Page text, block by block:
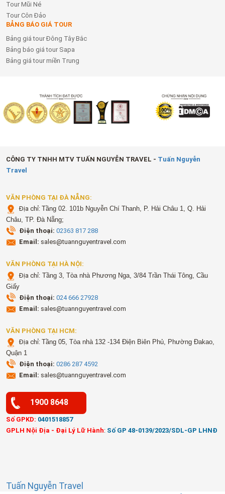
Tour Mũi Né
Tour Côn Đảo
BẢNG BÁO GIÁ TOUR
Bảng giá tour Đông Tây Bắc
Bảng báo giá tour Sapa
Bảng giá tour miền Trung
CÔNG TY TNHH MTV TUẤN NGUYỄN TRAVEL - Tuấn Nguyễn
Travel
VĂN PHÒNG TẠI ĐÀ NẴNG:
Địa chỉ:Tầng 02. 101b Nguyễn Chí Thanh, P. Hải Châu 1, Q. Hải
Châu, TP. Đà Nẵng;
Điện thoại: 02363 817 288
Email: sales@tuannguyentravel.com
VĂN PHÒNG TẠI HÀ NỘI:
Địa chỉ: Tầng 3, Tòa nhà Phương Nga, 3/84 Trần Thái Tông, Cầu
Giấy
Điện thoại: 024 666 27928
Email: sales@tuannguyentravel.com
VĂN PHÒNG TẠI HCM:
Địa chỉ:Tầng 05, Tòa nhà 132 -134 Điện Biên Phủ, Phường Đakao,
Quận 1
Điện thoại: 0286 287 4592
Email: sales@tuannguyentravel.com
1900 8648
Số GPKD: 0401518857
GPLH Nội Địa - Đại Lý Lữ Hành: Số GP 48-0139/2023/SDL-GP LHNĐ
Tuấn Nguyễn Travel